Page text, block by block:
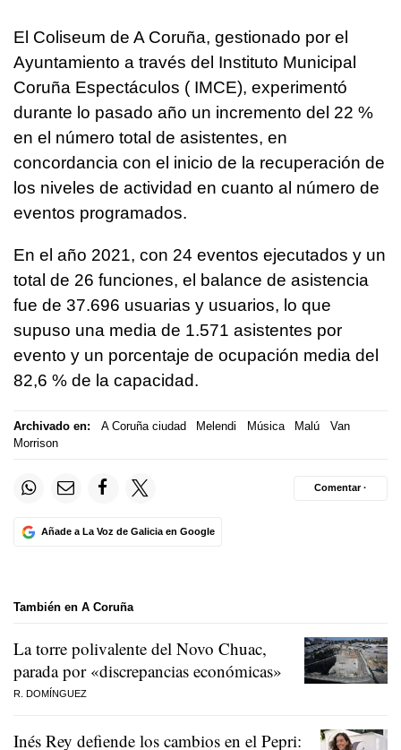
El Coliseum de A Coruña, gestionado por el
Ayuntamiento a través del Instituto Municipal
Coruña Espectáculos ( IMCE), experimentó
durante lo pasado año un incremento del 22 %
en el número total de asistentes, en
concordancia con el inicio de la recuperación de
los niveles de actividad en cuanto al número de
eventos programados.
En el año 2021, con 24 eventos ejecutados y un
total de 26 funciones, el balance de asistencia
fue de 37.696 usuarias y usuarios, lo que
supuso una media de 1.571 asistentes por
evento y un porcentaje de ocupación media del
82,6 % de la capacidad.
Archivado en: A Coruña ciudad Melendi Música Malú
Van
Morrison
Añade a La Voz de Galicia en Google
Comentar ·
También en A Coruña
La torre polivalente del Novo Chuac,
parada por «discrepancias económicas»
R. DOMÍNGUEZ
Inés Rey defiende los cambios en el Pepri: